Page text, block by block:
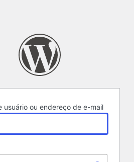
usuário ou endereço de e-mail